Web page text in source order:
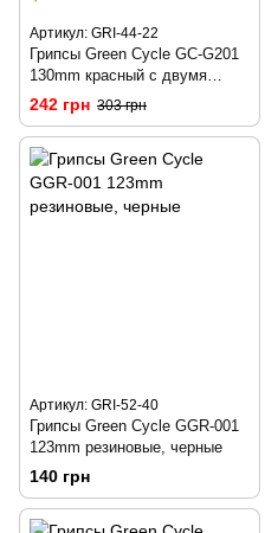
Артикул: GRI-44-22
Грипсы Green Cycle GC-G201
130mm красный с двумя
черными замками
242 грн 303 грн
Артикул: GRI-52-40
Грипсы Green Cycle GGR-001
123mm резиновые, черные
140 грн